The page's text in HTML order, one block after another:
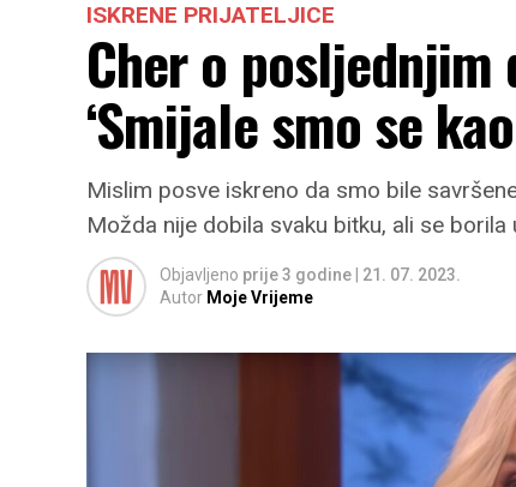
ISKRENE PRIJATELJICE
Cher o posljednjim
‘Smijale smo se
Mislim posve iskreno da smo bile
Možda nije dobila svaku bitku, ali se borila
Objavljeno prije 3 godine
21. 07. 2023.
Autor Moje Vrijeme